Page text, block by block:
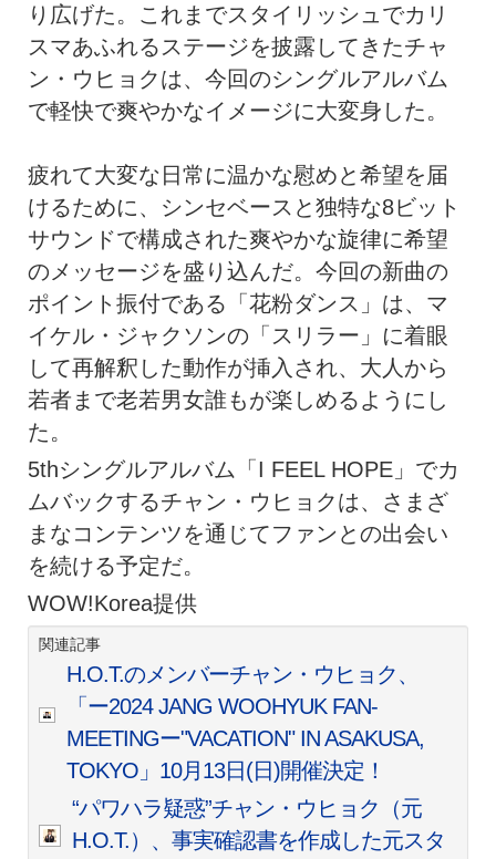
り広げた。これまでスタイリッシュでカリ
スマあふれるステージを披露してきたチャ
ン・ウヒョクは、今回のシングルアルバム
で軽快で爽やかなイメージに大変身した。
疲れて大変な日常に温かな慰めと希望を届
けるために、シンセベースと独特な8ビット
サウンドで構成された爽やかな旋律に希望
のメッセージを盛り込んだ。今回の新曲の
ポイント振付である「花粉ダンス」は、マ
イケル・ジャクソンの「スリラー」に着眼
して再解釈した動作が挿入され、大人から
若者まで老若男女誰もが楽しめるようにし
た。
5thシングルアルバム「I FEEL HOPE」でカ
ムバックするチャン・ウヒョクは、さまざ
まなコンテンツを通じてファンとの出会い
を続ける予定だ。
WOW!Korea提供
関連記事
H.O.T.のメンバーチャン・ウヒョク、
「ー2024 JANG WOOHYUK FAN-
MEETINGー"VACATION" IN ASAKUSA,
TOKYO」10月13日(日)開催決定！
“パワハラ疑惑”チャン・ウヒョク（元
H.O.T.）、事実確認書を作成した元スタ